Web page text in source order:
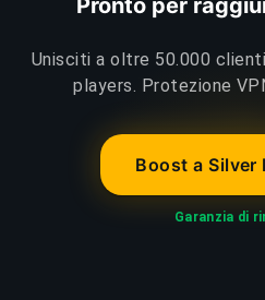
Unisciti a oltre 50.000
players. Protezione
Boost a Silver
Garanzia di